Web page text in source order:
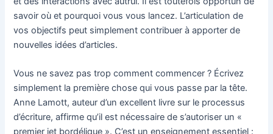
savoir où et pourquoi vous vous lancez. L’articulation de
vos objectifs peut simplement contribuer à apporter de
nouvelles idées d’articles.
Vous ne savez pas trop comment commencer ? Écrivez
simplement la première chose qui vous passe par la tête.
Anne Lamott, auteur d’un excellent livre sur le processus
d’écriture, affirme qu’il est nécessaire de s’autoriser un «
premier jet bordélique ». C’est un enseignement essentiel :